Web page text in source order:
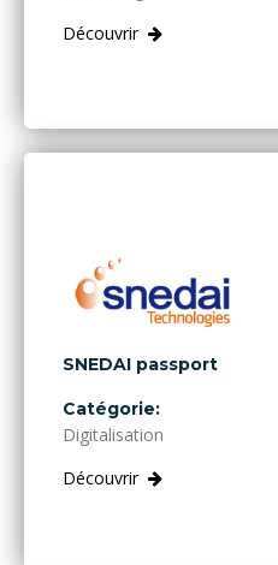
Découvrir
SNEDAI passport
Catégorie:
Digitalisation
Découvrir